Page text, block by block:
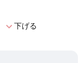
expand_more下げる